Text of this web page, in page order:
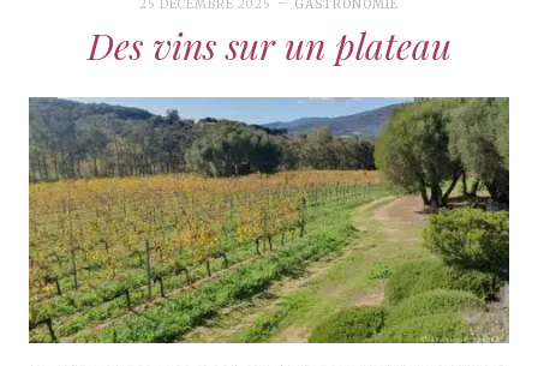
25 DÉCEMBRE 2025 GASTRONOMIE
Des vins sur un plateau